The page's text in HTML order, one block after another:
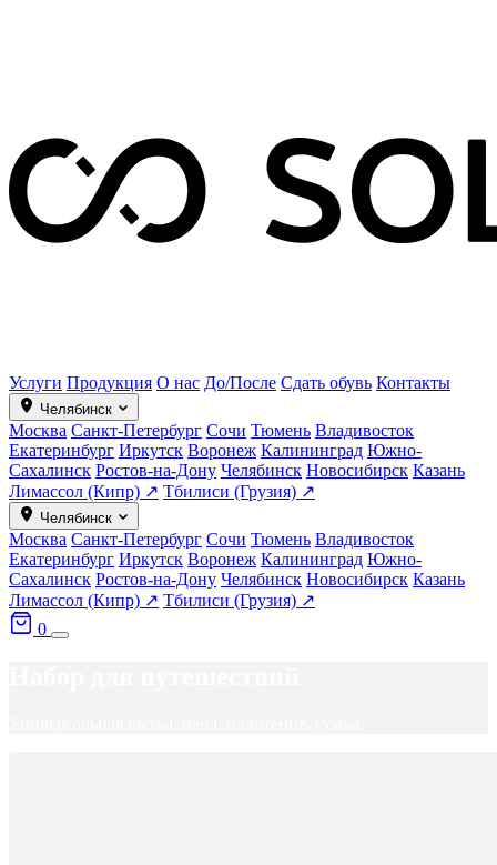
Услуги Продукция О нас До/После Сдать обувь Контакты
Челябинск
Москва Санкт-Петербург Сочи Тюмень Владивосток
Екатеринбург Иркутск Воронеж Калининград Южно-
Сахалинск Ростов-на-Дону Челябинск Новосибирск Казань
Лимассол (Кипр) ↗ Тбилиси (Грузия) ↗
Челябинск
Москва Санкт-Петербург Сочи Тюмень Владивосток
Екатеринбург Иркутск Воронеж Калининград Южно-
Сахалинск Ростов-на-Дону Челябинск Новосибирск Казань
Лимассол (Кипр) ↗ Тбилиси (Грузия) ↗
0